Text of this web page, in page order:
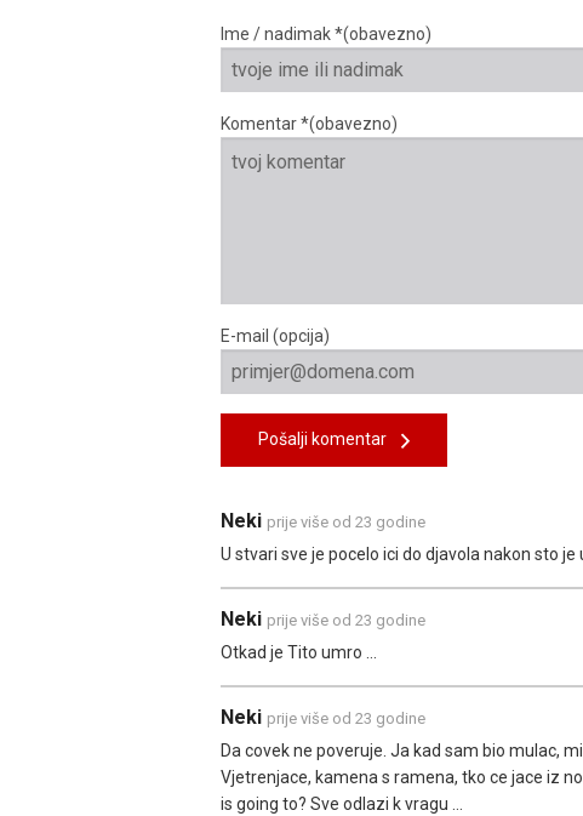
Ime / nadimak *(obavezno)
Komentar *(obavezno)
E-mail (opcija)
Pošalji komentar
Neki prije više od 23 godine
U stvari sve je pocelo ici do djavola nakon sto je
Neki prije više od 23 godine
Otkad je Tito umro ...
Neki prije više od 23 godine
Da covek ne poveruje. Ja kad sam bio mulac,
Vjetrenjace, kamena s ramena, tko ce jace iz
is going to? Sve odlazi k vragu ...